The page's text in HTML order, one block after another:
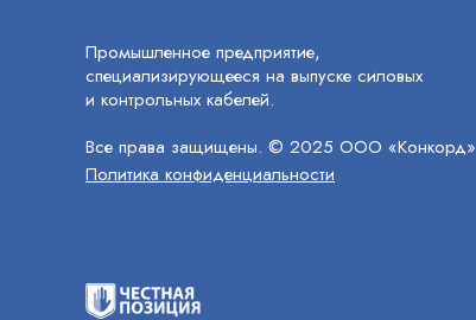
Промышленное предприятие,
специализирующееся на выпуске силовых
и контрольных кабелей.
Все права защищены. © 2025 ООО «Конкорд»
Политика конфиденциальности